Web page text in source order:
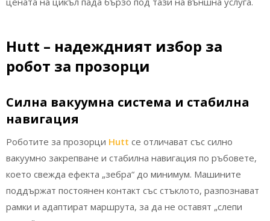
Hutt – надеждният избор за
робот за прозорци
Силна вакуумна система и стабилна
навигация
Роботите за прозорци Hutt се отличават със силно
вакуумно закрепване и стабилна навигация по ръбовете,
което свежда ефекта „зебра“ до минимум. Машините
поддържат постоянен контакт със стъклото, разпознават
рамки и адаптират маршрута, за да не оставят „слепи